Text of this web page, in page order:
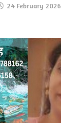
24 February 2026